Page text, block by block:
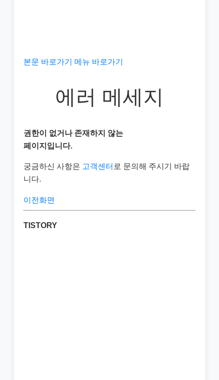
본문 바로가기 메뉴 바로가기
에러 메세지
권한이 없거나 존재하지 않는
페이지입니다.
궁금하신 사항은 고객센터 로 문의해 주시기 바랍
니다.
이전화면
TISTORY